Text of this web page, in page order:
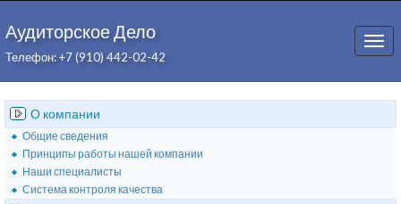
Аудиторское Дело
Телефон: +7 (910) 442-02-42
О компании
Общие сведения
Принципы работы нашей компании
Наши специалисты
Система контроля качества